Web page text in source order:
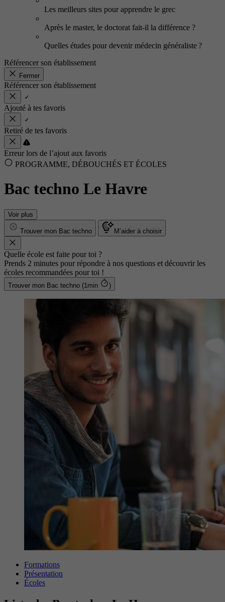
Les meilleurs sites pour apprendre le grec
Après le master, le doctorat fait-il la différence ?
Quelles études pour devenir médecin généraliste ?
Référencer son établissement
Fermer
Référencer son établissement
Ajouté à tes favoris
Retiré de tes favoris
Erreur lors de l’ajout aux favoris
PROGRAMME, DÉBOUCHÉS ET ÉCOLES
Bac techno Le Havre
Voir plus
Trouver mon Bac techno M’aider à choisir
Quelle école est faite pour toi ?
Prends 2 minutes pour répondre à nos questions et découvrir les
écoles recommandées pour toi !
Trouver mon Bac techno (1min )
Formations
Présentation
Écoles